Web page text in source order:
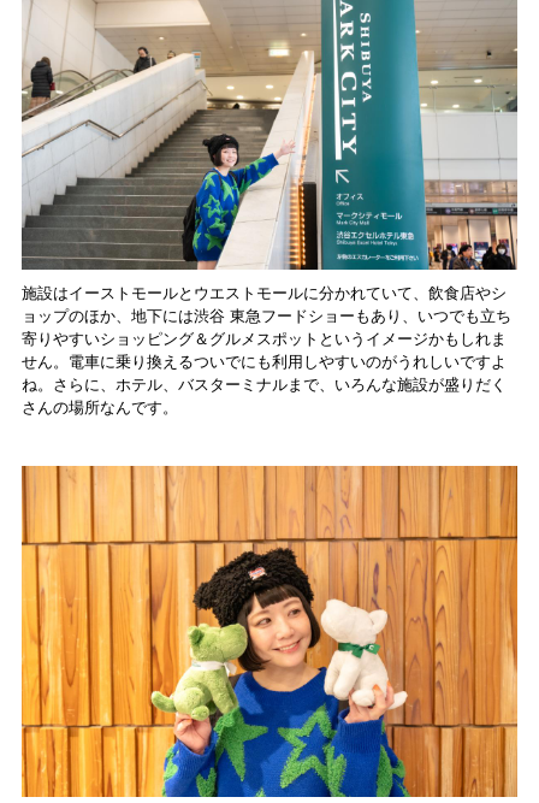
施設はイーストモールとウエストモールに分かれていて、飲食店やシ
ョップのほか、地下には渋谷 東急フードショーもあり、いつでも立ち
寄りやすいショッピング＆グルメスポットというイメージかもしれま
せん。電車に乗り換えるついでにも利用しやすいのがうれしいですよ
ね。さらに、ホテル、バスターミナルまで、いろんな施設が盛りだく
さんの場所なんです。